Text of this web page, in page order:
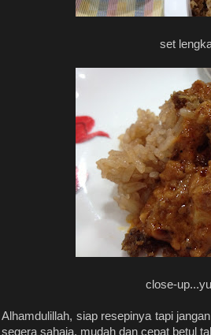
set
close-
Alhamdulillah, siap resepinya tapi
segera sahaja, mudah dan cepat betul